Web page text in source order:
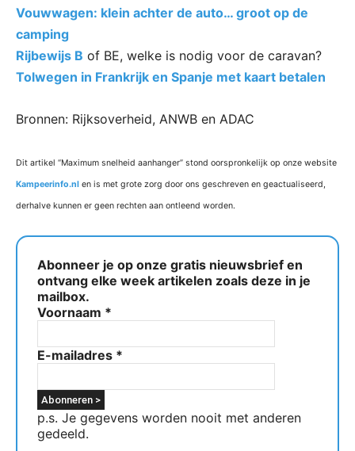
Vouwwagen: klein achter de auto… groot op de
camping
Rijbewijs B of BE, welke is nodig voor de caravan?
Tolwegen in Frankrijk en Spanje met kaart betalen
Bronnen: Rijksoverheid, ANWB en ADAC
Dit artikel “Maximum snelheid aanhanger” stond oorspronkelijk op onze website
Kampeerinfo.nl en is met grote zorg door ons geschreven en geactualiseerd,
derhalve kunnen er geen rechten aan ontleend worden.
Abonneer je op onze gratis nieuwsbrief en
ontvang elke week artikelen zoals deze in je
mailbox.
Voornaam *
E-mailadres *
p.s. Je gegevens worden nooit met anderen
gedeeld.